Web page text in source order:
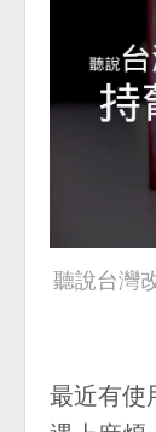
聽說台灣
最近有使